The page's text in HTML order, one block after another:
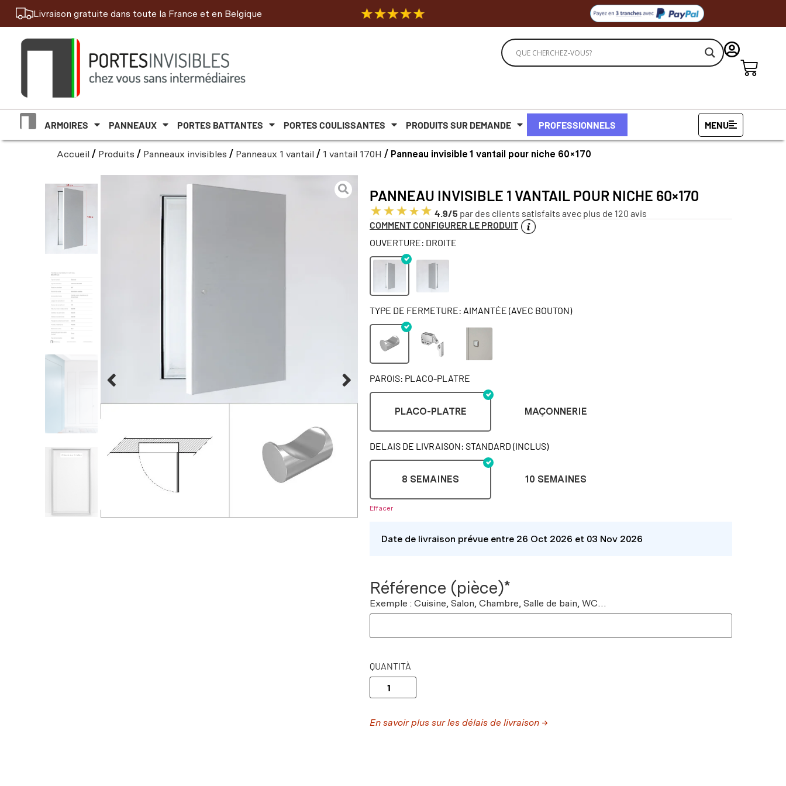
Livraison gratuite dans toute la France et en Belgique
ARMOIRES PANNEAUX PORTES BATTANTES PORTES COULISSANTES PRODUITS SUR DEMANDE PROFESSIONNELS MENU
Accueil / Produits / Panneaux invisibles / Panneaux 1 vantail / 1 vantail 170H / Panneau invisible 1 vantail pour niche 60×170
PANNEAU INVISIBLE 1 VANTAIL POUR NICHE 60×170
4.9/5 par des clients satisfaits avec plus de 120 avis
COMMENT CONFIGURER LE PRODUIT
OUVERTURE: DROITE
TYPE DE FERMETURE: AIMANTÉE (AVEC BOUTON)
PAROIS: PLACO-PLATRE
PLACO-PLATRE MAÇONNERIE
DELAIS DE LIVRAISON: STANDARD (INCLUS)
8 SEMAINES 10 SEMAINES
Effacer
Date de livraison prévue entre 26 Oct 2026 et 03 Nov 2026
Référence (pièce)*
Exemple : Cuisine, Salon, Chambre, Salle de bain, WC…
QUANTITÀ
En savoir plus sur les délais de livraison →